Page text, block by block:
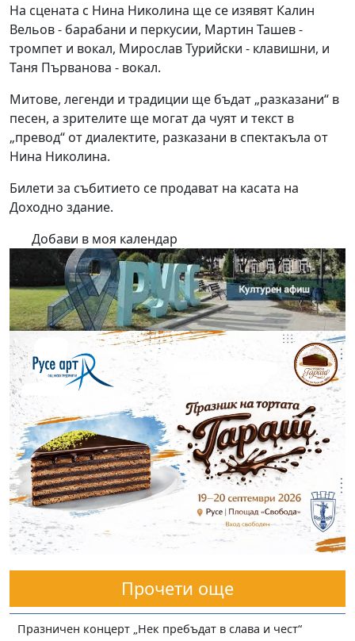
На сцената с Нина Николина ще се изявят Калин
Вельов - барабани и перкусии, Мартин Ташев -
тромпет и вокал, Мирослав Турийски - клавишни, и
Таня Първанова - вокал.
Митове, легенди и традиции ще бъдат „разказани“ в
песен, а зрителите ще могат да чуят и текст в
„превод“ от диалектите, разказани в спектакъла от
Нина Николина.
Билети за събитието се продават на касата на
Доходно здание.
Добави в моя календар
Прочети още
Празничен концерт „Нек пребъдат в слава и чест“